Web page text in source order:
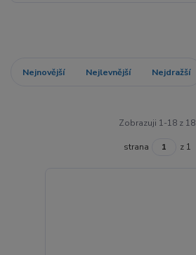
Nejnovější Nejlevnější Nejdražší
Zobrazuji 1-18 z 18
strana z 1